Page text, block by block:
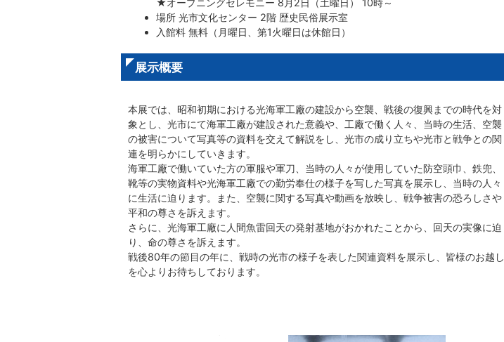
★オープニングセレモニー 8月2日（土曜日） 10時～
場所 光市文化センター 2階 歴史民俗展示室
入館料 無料（月曜日、第1火曜日は休館日）
展示概要
本展では、昭和初期における光海軍工廠の建設から空襲、戦後の復興までの時代を対
象とし、光市にて海軍工廠が建設された意義や、工廠で働く人々、当時の生活、空襲
の被害について写真等の資料を交えて解説をし、光市の成り立ちや光市と戦争との関
連を明らかにしていきます。
海軍工廠で働いていた方の軍服や軍刀、当時の人々が使用していた防空頭巾、鉄兜、
靴等の実物資料や光海軍工廠での勤労奉仕の様子を写した写真を展示し、当時の人々
に生活に迫ります。また、空襲に関する写真や動画を放映し、戦争被害の恐ろしさや
平和の尊さを訴えます。
さらに、光海軍工廠に人間魚雷回天の発射基地がおかれたことから、回天の実像に迫
り、命の尊さを訴えます。
戦後80年の節目の年に、戦時の光市の様子を表した関連資料を展示し、皆様のお越し
を心よりお待ちしております。